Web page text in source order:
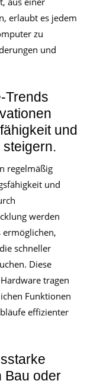
erlaubt es jedem
zu
und
Trends
und
regelmäßig
und
werden
ermöglichen,
schneller
Diese
tragen
Funktionen
effizienter
Bau oder